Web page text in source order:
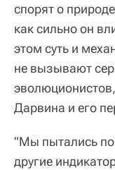
спорят о
как сильно он
этом суть и
не вызывают
Дарвина и его
"Мы пытались
другие